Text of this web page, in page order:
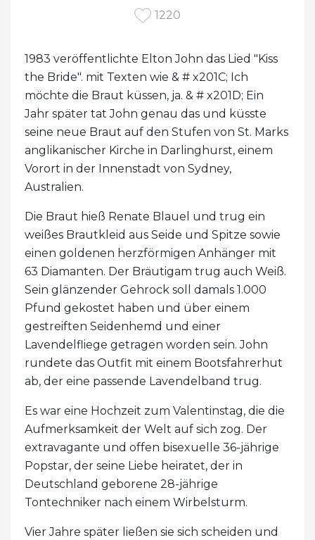
1220
1983 veröffentlichte Elton John das Lied "Kiss
the Bride". mit Texten wie & # x201C; Ich
möchte die Braut küssen, ja. & # x201D; Ein
Jahr später tat John genau das und küsste
seine neue Braut auf den Stufen von St. Marks
anglikanischer Kirche in Darlinghurst, einem
Vorort in der Innenstadt von Sydney,
Australien.
Die Braut hieß Renate Blauel und trug ein
weißes Brautkleid aus Seide und Spitze sowie
einen goldenen herzförmigen Anhänger mit
63 Diamanten. Der Bräutigam trug auch Weiß.
Sein glänzender Gehrock soll damals 1.000
Pfund gekostet haben und über einem
gestreiften Seidenhemd und einer
Lavendelfliege getragen worden sein. John
rundete das Outfit mit einem Bootsfahrerhut
ab, der eine passende Lavendelband trug.
Es war eine Hochzeit zum Valentinstag, die die
Aufmerksamkeit der Welt auf sich zog. Der
extravagante und offen bisexuelle 36-jährige
Popstar, der seine Liebe heiratet, der in
Deutschland geborene 28-jährige
Tontechniker nach einem Wirbelsturm.
Vier Jahre später ließen sie sich scheiden und